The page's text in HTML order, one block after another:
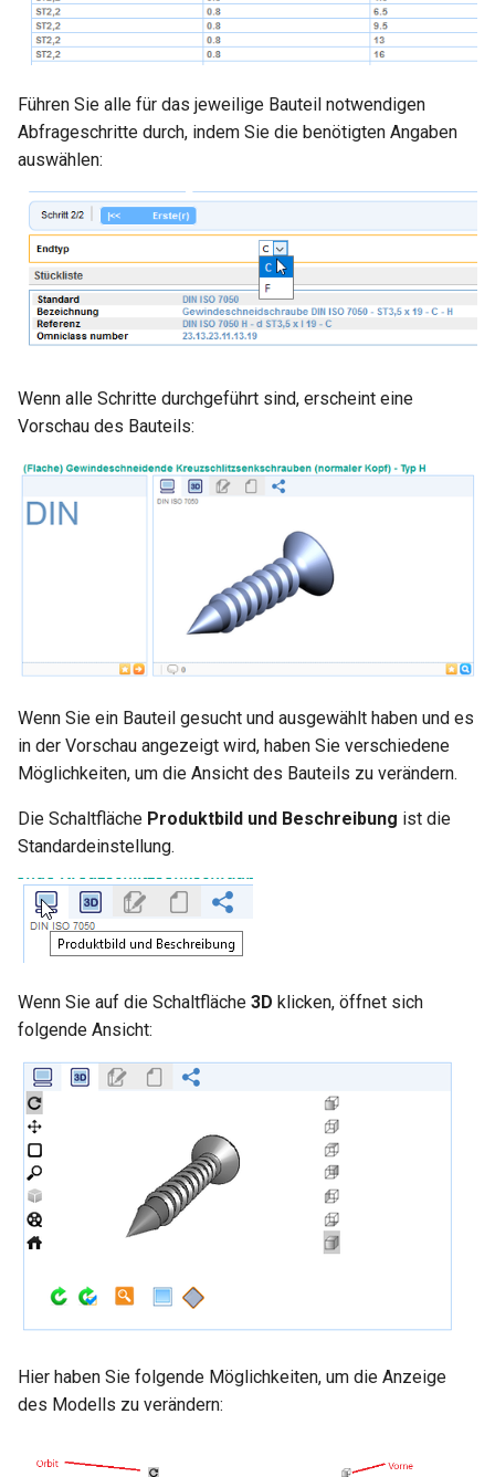
Führen Sie alle für das jeweilige Bauteil notwendigen
Abfrageschritte durch, indem Sie die benötigten Angaben
auswählen:
Wenn alle Schritte durchgeführt sind, erscheint eine
Vorschau des Bauteils:
Wenn Sie ein Bauteil gesucht und ausgewählt haben und es
in der Vorschau angezeigt wird, haben Sie verschiedene
Möglichkeiten, um die Ansicht des Bauteils zu verändern.
Die Schaltfläche Produktbild und Beschreibung ist die
Standardeinstellung.
Wenn Sie auf die Schaltfläche 3D klicken, öffnet sich
folgende Ansicht:
Hier haben Sie folgende Möglichkeiten, um die Anzeige
des Modells zu verändern: